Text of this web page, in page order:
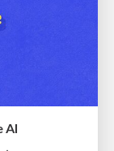
AI